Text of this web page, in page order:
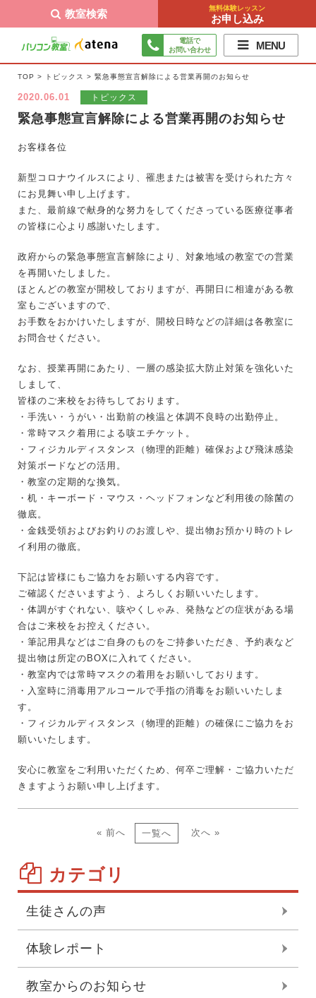
教室検索 無料体験レッスン
お申し込み
電話で
お問い合わせ
MENU
TOP > トピックス > 緊急事態宣言解除による営業再開のお知らせ
2020.06.01 トピックス
緊急事態宣言解除による営業再開のお知らせ
お客様各位
新型コロナウイルスにより、罹患または被害を受けられた方々
にお見舞い申し上げます。
また、最前線で献身的な努力をしてくださっている医療従事者
の皆様に心より感謝いたします。
政府からの緊急事態宣言解除により、対象地域の教室での営業
を再開いたしました。
ほとんどの教室が開校しておりますが、再開日に相違がある教
室もございますので、
お手数をおかけいたしますが、開校日時などの詳細は各教室に
お問合せください。
なお、授業再開にあたり、一層の感染拡大防止対策を強化いた
しまして、
皆様のご来校をお待ちしております。
・手洗い・うがい・出勤前の検温と体調不良時の出勤停止。
・常時マスク着用による咳エチケット。
・フィジカルディスタンス（物理的距離）確保および飛沫感染
対策ボードなどの活用。
・教室の定期的な換気。
・机・キーボード・マウス・ヘッドフォンなど利用後の除菌の
徹底。
・金銭受領およびお釣りのお渡しや、提出物お預かり時のトレ
イ利用の徹底。
下記は皆様にもご協力をお願いする内容です。
ご確認くださいますよう、よろしくお願いいたします。
・体調がすぐれない、咳やくしゃみ、発熱などの症状がある場
合はご来校をお控えください。
・筆記用具などはご自身のものをご持参いただき、予約表など
提出物は所定のBOXに入れてください。
・教室内では常時マスクの着用をお願いしております。
・入室時に消毒用アルコールで手指の消毒をお願いいたしま
す。
・フィジカルディスタンス（物理的距離）の確保にご協力をお
願いいたします。
安心に教室をご利用いただくため、何卒ご理解・ご協力いただ
きますようお願い申し上げます。
« 前へ 一覧へ 次へ »
カテゴリ
生徒さんの声
体験レポート
教室からのお知らせ